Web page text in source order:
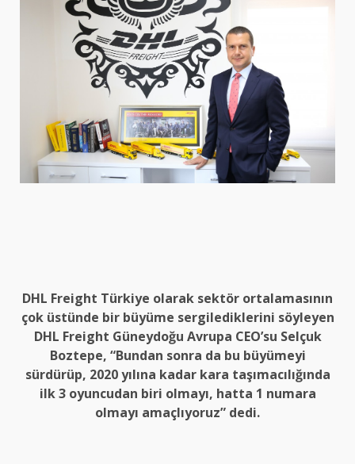
DHL Freight Türkiye olarak sektör ortalamasının
çok üstünde bir büyüme sergilediklerini söyleyen
DHL Freight Güneydoğu Avrupa CEO’su Selçuk
Boztepe, “Bundan sonra da bu büyümeyi
sürdürüp, 2020 yılına kadar kara taşımacılığında
ilk 3 oyuncudan biri olmayı, hatta 1 numara
olmayı amaçlıyoruz” dedi.